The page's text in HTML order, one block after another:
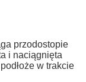
przodostopie
i naciągnięta
w trakcie